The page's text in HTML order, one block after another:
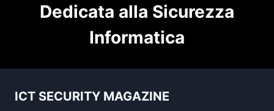
Dedicata alla Sicurezza
Informatica
ICT SECURITY MAGAZINE